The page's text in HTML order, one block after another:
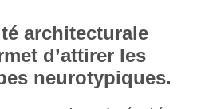
architecturale
d’attirer les
neurotypiques.